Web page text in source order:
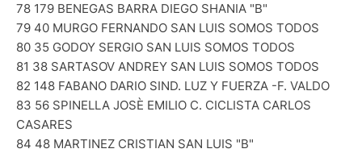
78 179 BENEGAS BARRA DIEGO SHANIA "B"
79 40 MURGO FERNANDO SAN LUIS SOMOS TODOS
80 35 GODOY SERGIO SAN LUIS SOMOS TODOS
81 38 SARTASOV ANDREY SAN LUIS SOMOS TODOS
82 148 FABANO DARIO SIND. LUZ Y FUERZA -F. VALDO
83 56 SPINELLA JOSÈ EMILIO C. CICLISTA CARLOS
CASARES
84 48 MARTINEZ CRISTIAN SAN LUIS "B"